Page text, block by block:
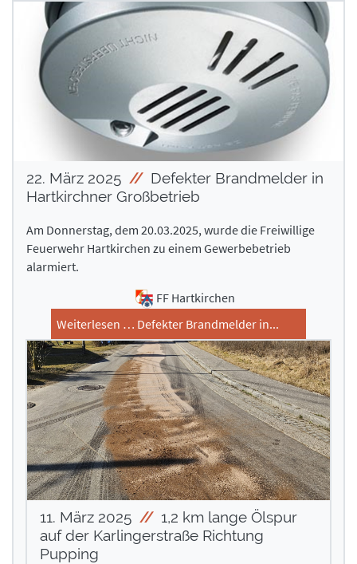
22. März 2025
Defekter Brandmelder in
Hartkirchner Großbetrieb
Am Donnerstag, dem 20.03.2025, wurde die Freiwillige
Feuerwehr Hartkirchen zu einem Gewerbebetrieb
alarmiert.
FF Hartkirchen
Weiterlesen … Defekter Brandmelder in...
11. März 2025
1,2 km lange Ölspur
auf der Karlingerstraße Richtung
Pupping